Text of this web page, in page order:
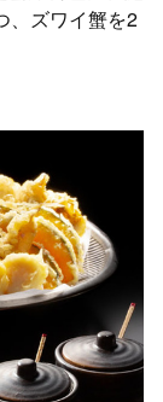
、ズワイ蟹を2